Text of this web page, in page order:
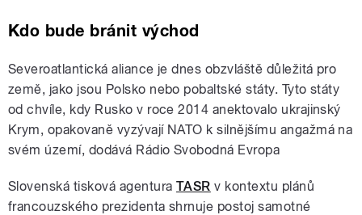
Kdo bude bránit východ
Severoatlantická aliance je dnes obzvláště důležitá pro
země, jako jsou Polsko nebo pobaltské státy. Tyto státy
od chvíle, kdy Rusko v roce 2014 anektovalo ukrajinský
Krym, opakovaně vyzývají NATO k silnějšímu angažmá na
svém území, dodává Rádio Svobodná Evropa
Slovenská tisková agentura TASR v kontextu plánů
francouzského prezidenta shrnuje postoj samotné